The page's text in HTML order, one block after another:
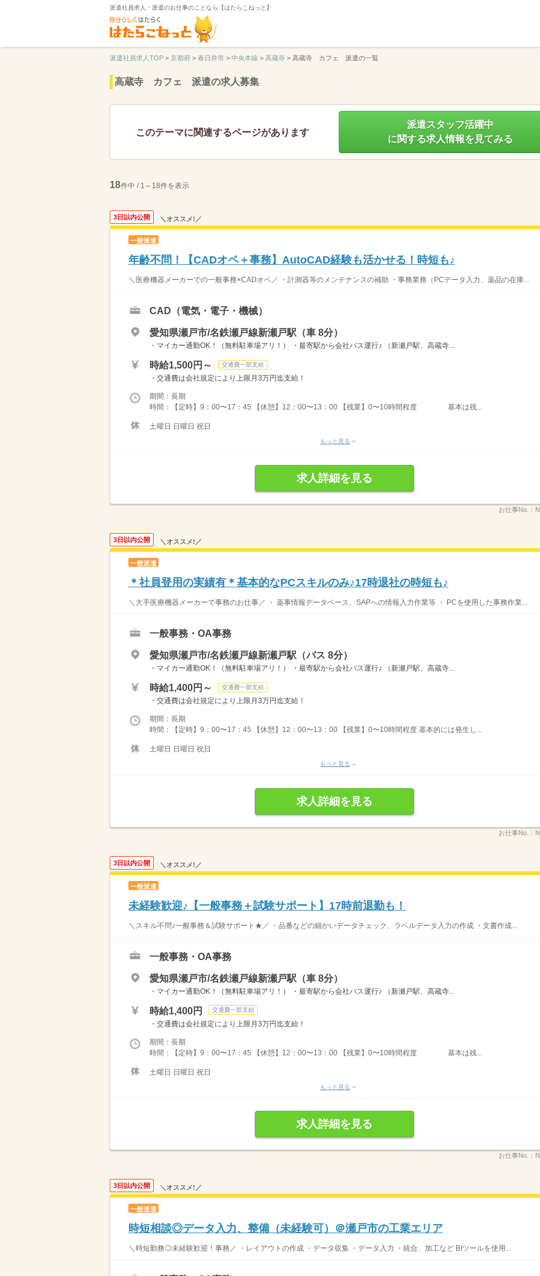
派遣社員求人・派遣のお仕事のことなら【はたらこねっと】
派遣社員求人TOP > 京都府 > 春日井市 > 中央本線 > 高蔵寺 > 高蔵寺 カフェ 派遣の一覧
高蔵寺 カフェ 派遣の求人募集
このテーマに関連するページがあります
派遣スタッフ活躍中
に関する求人情報を見てみる
18件中 / 1～18件を表示
3日以内公開 ＼オススメ!／
一般派遣
年齢不問！【CADオペ＋事務】AutoCAD経験も活かせる！時短も♪
＼医療機器メーカーでの一般事務×CADオペ／ ・計測器等のメンテナンスの補助 ・事務業務（PCデータ入力、薬品の在庫...
CAD（電気・電子・機械）
愛知県瀬戸市/名鉄瀬戸線新瀬戸駅（車 8分）
・マイカー通勤OK！（無料駐車場アリ！） ・最寄駅から会社バス運行♪ （新瀬戸駅、高蔵寺...
時給1,500円～ 交通費一部支給
・交通費は会社規定により上限月3万円迄支給！
期間：長期
時間：【定時】9：00〜17：45 【休憩】12：00〜13：00 【残業】0〜10時間程度 基本は残...
土曜日 日曜日 祝日
もっと見る
求人詳細を見る
お仕事No.：
3日以内公開 ＼オススメ!／
一般派遣
＊社員登用の実績有＊基本的なPCスキルのみ♪17時退社の時短も♪
＼大手医療機器メーカーで事務のお仕事／ ・ 薬事情報データベース、SAPへの情報入力作業等 ・ PCを使用した事務作業...
一般事務・OA事務
愛知県瀬戸市/名鉄瀬戸線新瀬戸駅（バス 8分）
・マイカー通勤OK！（無料駐車場アリ！） ・最寄駅から会社バス運行♪ （新瀬戸駅、高蔵寺...
時給1,400円～ 交通費一部支給
・交通費は会社規定により上限月3万円迄支給！
期間：長期
時間：【定時】9：00〜17：45 【休憩】12：00〜13：00 【残業】0〜10時間程度 基本的には発生し...
土曜日 日曜日 祝日
もっと見る
求人詳細を見る
お仕事No.：
3日以内公開 ＼オススメ!／
一般派遣
未経験歓迎♪【一般事務＋試験サポート】17時前退勤も！
＼スキル不問♪一般事務＆試験サポート★／ ・品番などの細かいデータチェック、ラベルデータ入力の作成 ・文書作成...
一般事務・OA事務
愛知県瀬戸市/名鉄瀬戸線新瀬戸駅（車 8分）
・マイカー通勤OK！（無料駐車場アリ！） ・最寄駅から会社バス運行♪ （新瀬戸駅、高蔵寺...
時給1,400円 交通費一部支給
・交通費は会社規定により上限月3万円迄支給！
期間：長期
時間：【定時】9：00〜17：45 【休憩】12：00〜13：00 【残業】0〜10時間程度 基本は残...
土曜日 日曜日 祝日
もっと見る
求人詳細を見る
お仕事No.：
3日以内公開 ＼オススメ!／
一般派遣
時短相談◎データ入力、整備（未経験可）＠瀬戸市の工業エリア
＼時短勤務◎未経験歓迎！事務／ ・レイアウトの作成 ・データ収集 ・データ入力 ・統合、加工など BIツールを使用...